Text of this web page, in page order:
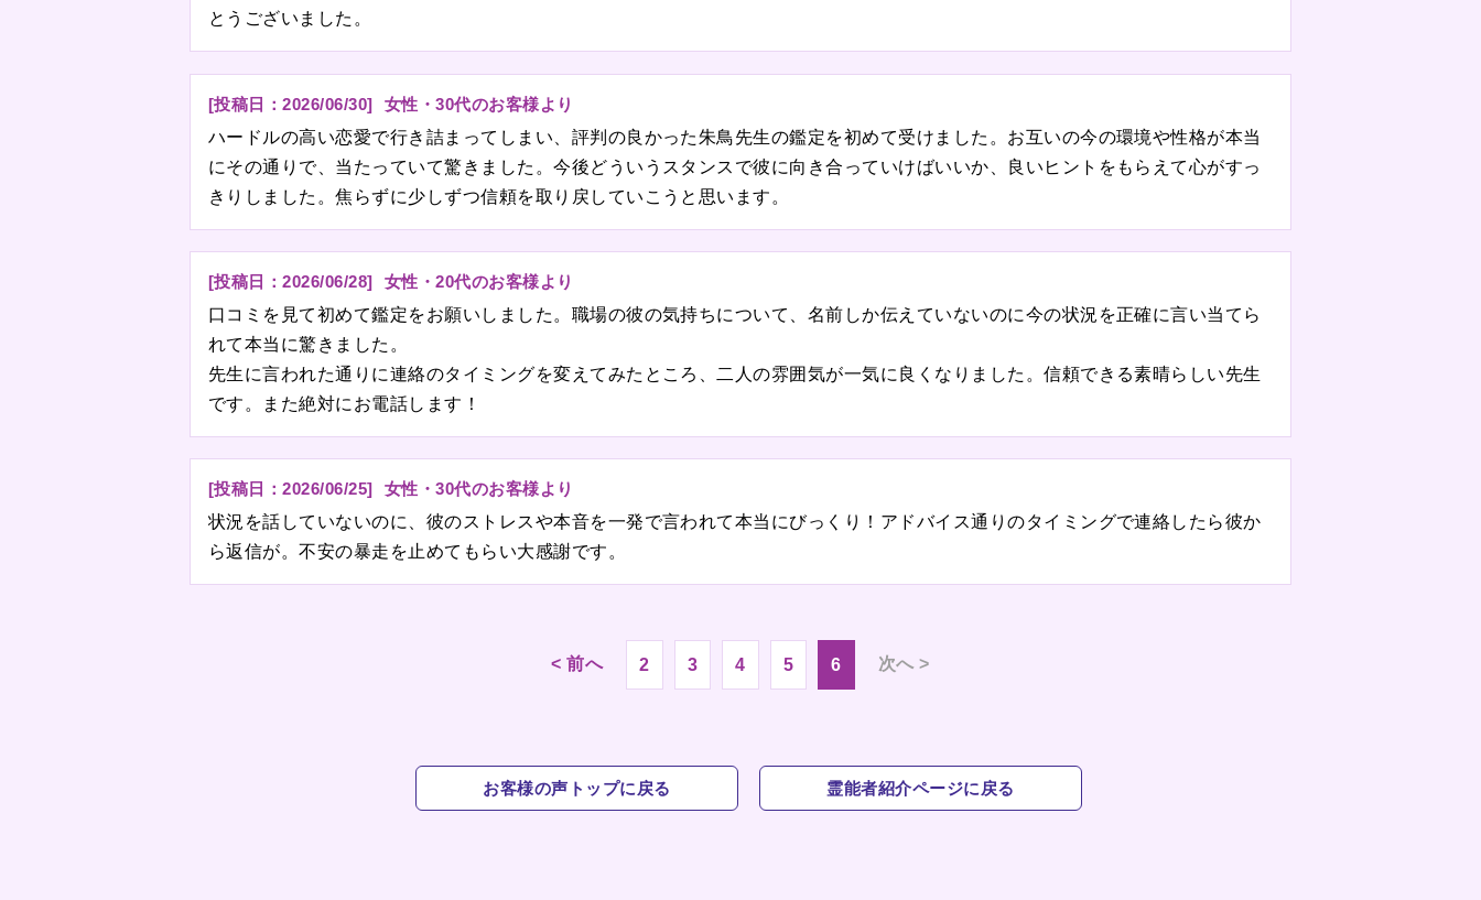
とうございました。
[投稿日：2026/06/30]
女性・30代のお客様より
ハードルの高い恋愛で行き詰まってしまい、評判の良かった朱鳥先生の鑑定を初めて受けました。お互いの今の環境や性格が本当
にその通りで、当たっていて驚きました。今後どういうスタンスで彼に向き合っていけばいいか、良いヒントをもらえて心がすっ
きりしました。焦らずに少しずつ信頼を取り戻していこうと思います。
[投稿日：2026/06/28]
女性・20代のお客様より
口コミを見て初めて鑑定をお願いしました。職場の彼の気持ちについて、名前しか伝えていないのに今の状況を正確に言い当てら
れて本当に驚きました。
先生に言われた通りに連絡のタイミングを変えてみたところ、二人の雰囲気が一気に良くなりました。信頼できる素晴らしい先生
です。また絶対にお電話します！
[投稿日：2026/06/25]
女性・30代のお客様より
状況を話していないのに、彼のストレスや本音を一発で言われて本当にびっくり！アドバイス通りのタイミングで連絡したら彼か
ら返信が。不安の暴走を止めてもらい大感謝です。
< 前へ 2 3 4 5 6 次へ >
お客様の声トップに戻る 霊能者紹介ページに戻る